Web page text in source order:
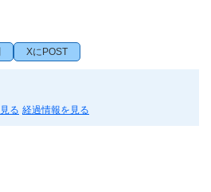
XにPOST
る 経過情報を見る